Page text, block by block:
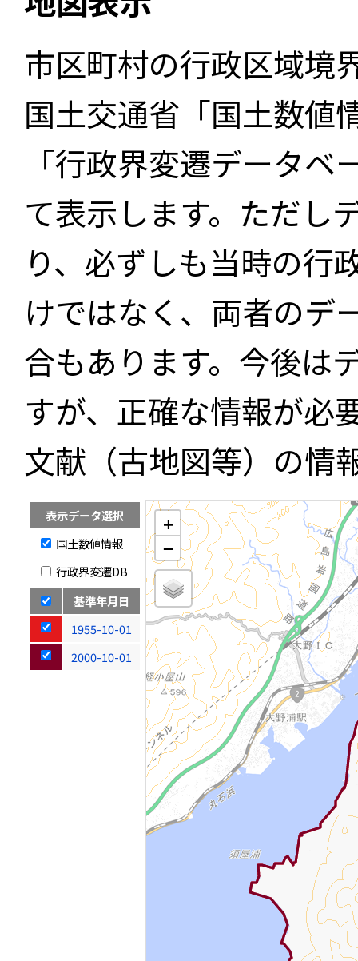
市区町村の行政区域境
国土交通省「国土数値
「行政界変遷データ
て表示します。ただし
り、必ずしも当時の行
けではなく、両者のデ
合もあります。今後は
すが、正確な情報が必
文献（古地図等）の情
表示データ選択
国土数値情報
行政界変遷DB
基準年月日
1955-10-01
2000-10-01
+
−